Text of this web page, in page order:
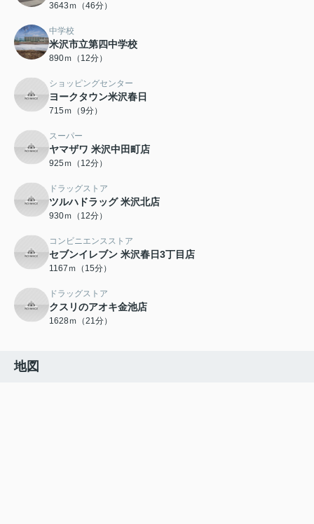
3643ｍ（46分）
中学校
米沢市立第四中学校
890ｍ（12分）
ショッピングセンター
ヨークタウン米沢春日
715ｍ（9分）
スーパー
ヤマザワ 米沢中田町店
925ｍ（12分）
ドラッグストア
ツルハドラッグ 米沢北店
930ｍ（12分）
コンビニエンスストア
セブンイレブン 米沢春日3丁目店
1167ｍ（15分）
ドラッグストア
クスリのアオキ金池店
1628ｍ（21分）
地図